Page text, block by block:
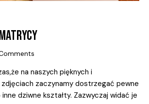
na naszych pięknych i
zaczynamy dostrzegać pewne
dziwne kształty. Zazwyczaj widać je